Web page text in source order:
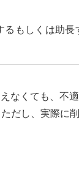
もしくは助
なくても、不
だし、実際に